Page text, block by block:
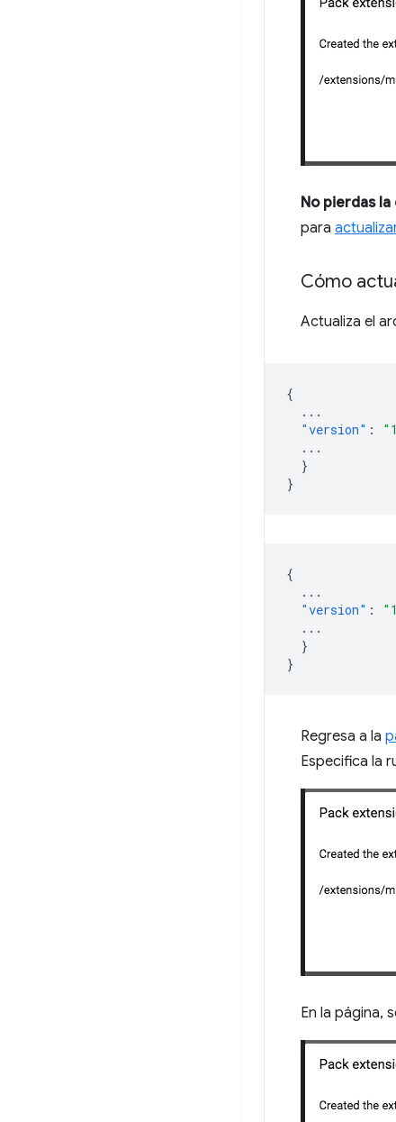
No pierdas
para
Cómo
Actualiza el
{
...
"version" :
...
}
}
{
...
"version" :
...
}
}
Regresa a la
Especifica la
En la página,